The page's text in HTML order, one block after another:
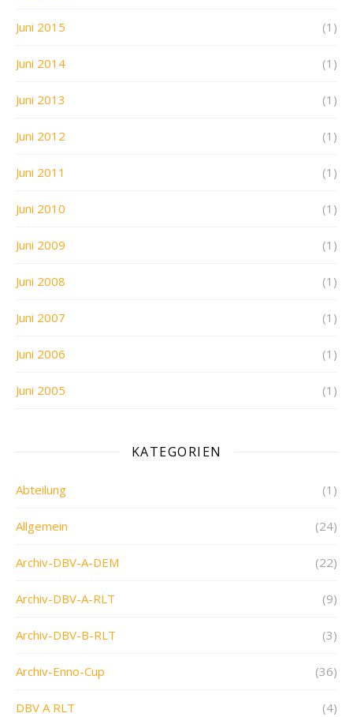
Juni 2015 (1)
Juni 2014 (1)
Juni 2013 (1)
Juni 2012 (1)
Juni 2011 (1)
Juni 2010 (1)
Juni 2009 (1)
Juni 2008 (1)
Juni 2007 (1)
Juni 2006 (1)
Juni 2005 (1)
KATEGORIEN
Abteilung (1)
Allgemein (24)
Archiv-DBV-A-DEM (22)
Archiv-DBV-A-RLT (9)
Archiv-DBV-B-RLT (3)
Archiv-Enno-Cup (36)
DBV A RLT (4)